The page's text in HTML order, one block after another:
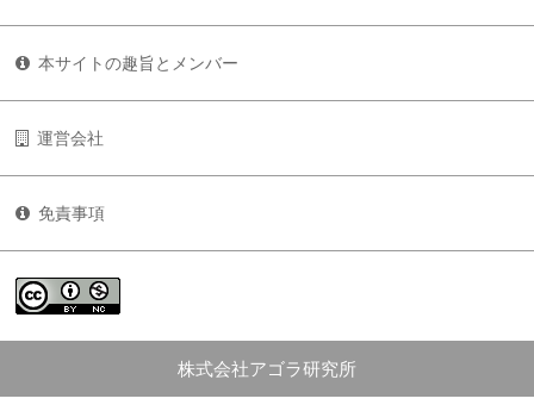
本サイトの趣旨とメンバー
運営会社
免責事項
株式会社アゴラ研究所